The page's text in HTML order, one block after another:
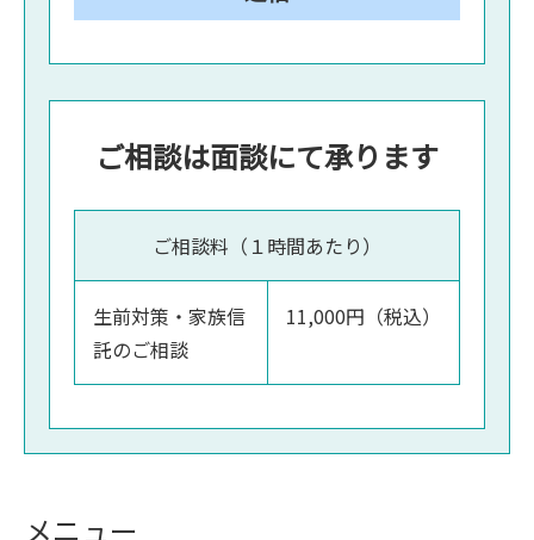
ご相談は面談にて承ります
ご相談料（１時間あたり）
生前対策・家族信
託のご相談
11,000円（税込）
メニュー